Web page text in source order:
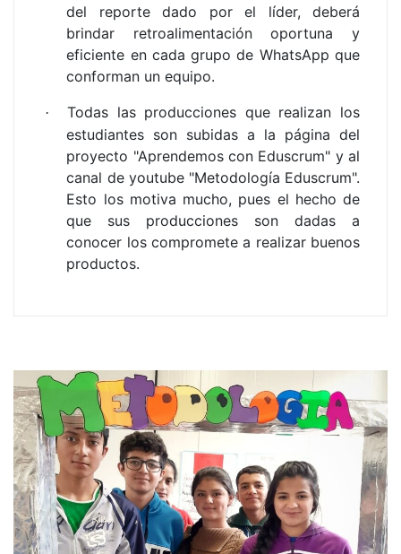
del reporte dado por el líder, deberá
brindar retroalimentación oportuna y
eficiente en cada grupo de WhatsApp que
conforman un equipo.
·
Todas las producciones que realizan los
estudiantes son subidas a la página del
proyecto "Aprendemos con Eduscrum" y al
canal de youtube "Metodología Eduscrum".
Esto los motiva mucho, pues el hecho de
que sus producciones son dadas a
conocer los compromete a realizar buenos
productos.